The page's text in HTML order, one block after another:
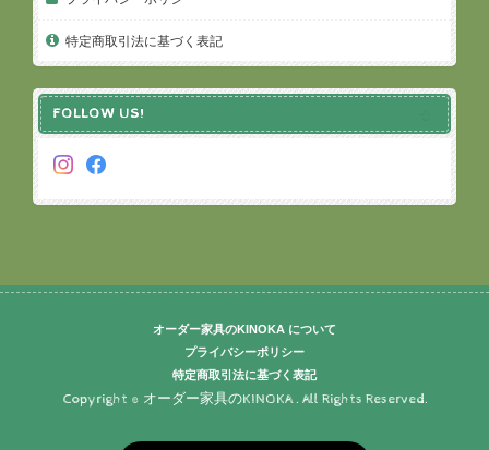
特定商取引法に基づく表記
FOLLOW US!
オーダー家具のKINOKA について
プライバシーポリシー
特定商取引法に基づく表記
Copyright © オーダー家具のKINOKA . All Rights Reserved.